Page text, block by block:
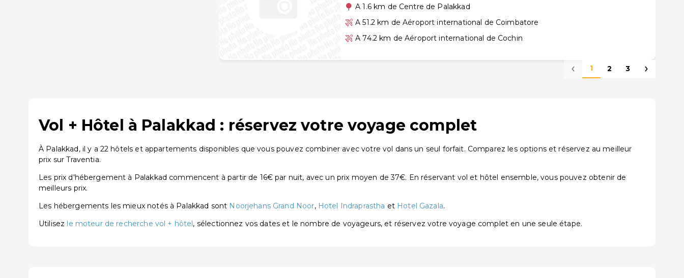
A 1.6 km de Centre de Palakkad
A 51.2 km de Aéroport international de Coimbatore
A 74.2 km de Aéroport international de Cochin
1 2 3
Vol + Hôtel à Palakkad : réservez votre voyage complet
À Palakkad, il y a 22 hôtels et appartements disponibles que vous pouvez combiner avec votre vol dans un seul forfait. Comparez les options et réservez au meilleur
prix sur Traventia.
Les prix d'hébergement à Palakkad commencent à partir de 16€ par nuit, avec un prix moyen de 37€. En réservant vol et hôtel ensemble, vous pouvez obtenir de
meilleurs prix.
Les hébergements les mieux notés à Palakkad sont Noorjehans Grand Noor, Hotel Indraprastha et Hotel Gazala.
Utilisez le moteur de recherche vol + hôtel, sélectionnez vos dates et le nombre de voyageurs, et réservez votre voyage complet en une seule étape.